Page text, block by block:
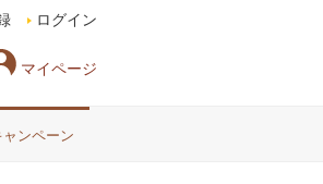
マイページ
ログイン
ャンペーン